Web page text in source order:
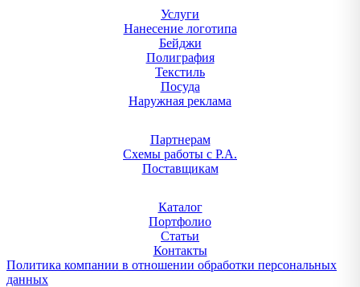
Услуги
Нанесение логотипа
Бейджи
Полиграфия
Текстиль
Посуда
Наружная реклама
Партнерам
Схемы работы с Р.А.
Поставщикам
Каталог
Портфолио
Статьи
Контакты
Политика компании в отношении обработки персональных
данных